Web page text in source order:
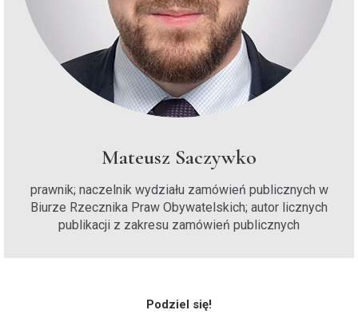
Mateusz Saczywko
prawnik; naczelnik wydziału zamówień publicznych w
Biurze Rzecznika Praw Obywatelskich; autor licznych
publikacji z zakresu zamówień publicznych
Podziel się!